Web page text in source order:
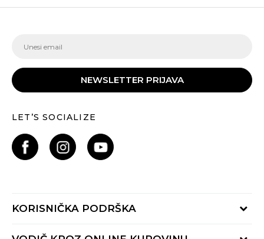
NEWSLETTER PRIJAVA
LET’S SOCIALIZE
KORISNIČKA PODRŠKA
Provjeri status porudžbine